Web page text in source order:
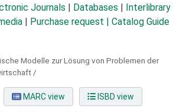
Journals Databases
Interlibrary
Purchase request | Catalog Guide
Modelle zur Lösung von Problemen der
/
MARC view ISBD view